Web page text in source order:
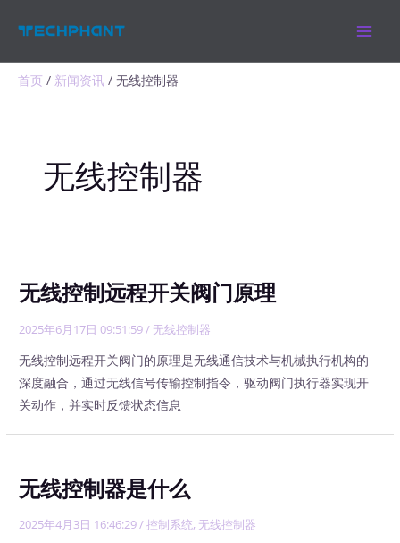
首页 新闻资讯 无线控制器
无线控制器
无线控制远程开关阀门原理
2025年6月17日 09:51:59/ 无线控制器
无线控制远程开关阀门的原理是无线通信技术与机械执行机构的
深度融合，通过无线信号传输控制指令，驱动阀门执行器实现开
关动作，并实时反馈状态信息
无线控制器是什么
2025年4月3日 16:46:29/控制系统, 无线控制器